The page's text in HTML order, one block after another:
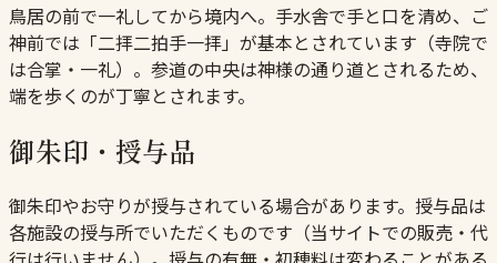
鳥居の前で一礼してから境内へ。手水舎で手と口を清め、ご
神前では「二拝二拍手一拝」が基本とされています（寺院で
は合掌・一礼）。参道の中央は神様の通り道とされるため、
端を歩くのが丁寧とされます。
御朱印・授与品
御朱印やお守りが授与されている場合があります。授与品は
各施設の授与所でいただくものです（当サイトでの販売・代